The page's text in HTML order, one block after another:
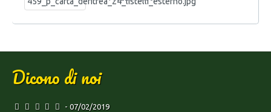
Dicono di noi
- 07/02/2019